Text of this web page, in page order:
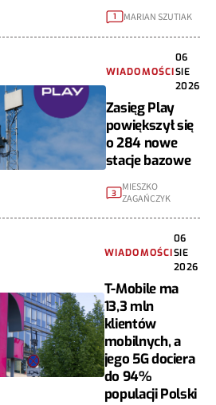
1 MARIAN SZUTIAK
WIADOMOŚCI
06
SIE
2026
Zasięg Play
powiększył się
o 284 nowe
stacje bazowe
3 MIESZKO
ZAGAŃCZYK
WIADOMOŚCI
06
SIE
2026
T-Mobile ma
13,3 mln
klientów
mobilnych, a
jego 5G dociera
do 94%
populacji Polski